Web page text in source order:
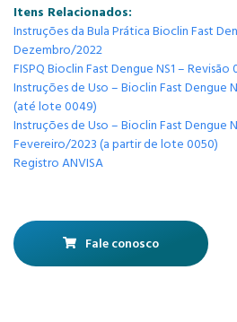
Itens Relacionados:
Instruções da Bula Prática Bioclin Fast
Dezembro/2022
FISPQ Bioclin Fast Dengue NS1 – Revisão
Instruções de Uso – Bioclin Fast Dengue
(até lote 0049)
Instruções de Uso – Bioclin Fast Dengue
Fevereiro/2023 (a partir de lote 0050)
Registro ANVISA
Fale conosco